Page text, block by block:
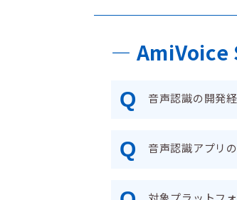
― AmiVoice
Q 音声認識の開発
Q 音声認識アプリ